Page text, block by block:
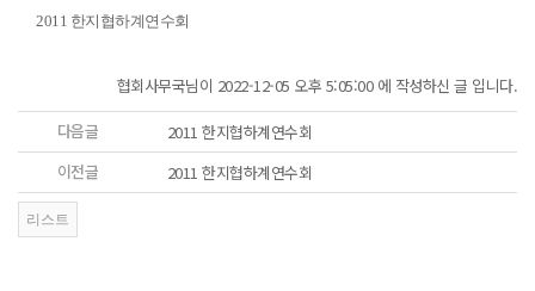
2011 한지협하계연수회
협회사무국님이 2022-12-05 오후 5:05:00 에 작성하신 글 입니다.
다음글
2011 한지협하계연수회
이전글
2011 한지협하계연수회